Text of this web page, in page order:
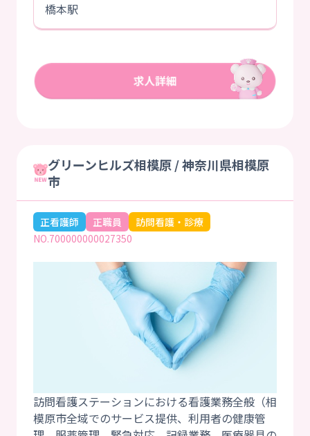
橋本駅
グリーンヒルズ相模原 / 神奈川県相模原
市
正看護師 正職員
訪問看護・診療
NO.700000000027350
訪問看護ステーションにおける看護業務全般（相
模原市全域でのサービス提供、利用者の健康管